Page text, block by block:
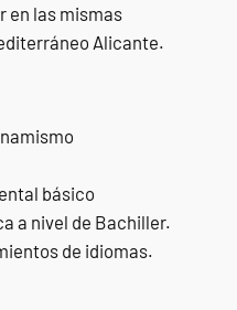
en las mismas
Alicante.
básico
a nivel de Bachiller.
de idiomas.